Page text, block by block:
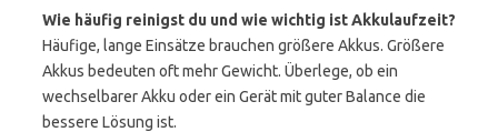
Wie häufig reinigst du und wie wichtig ist Akkulaufzeit?
Häufige, lange Einsätze brauchen größere Akkus. Größere
Akkus bedeuten oft mehr Gewicht. Überlege, ob ein
wechselbarer Akku oder ein Gerät mit guter Balance die
bessere Lösung ist.